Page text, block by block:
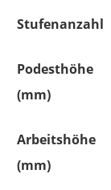
Stufenanzahl
Podesthöhe
(mm)
Arbeitshöhe
(mm)